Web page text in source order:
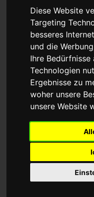
Diese Website
Targeting
besseres
und die
Ihre Bedürfnisse
Technologien
Ergebnisse zu
woher unsere
unsere Website
Natural Greek
Das Chaos ist
erstmal Ordnung
griechisches Olivenöl
meiner Familie, der
Sortiment starten wir
Ladenlokal in